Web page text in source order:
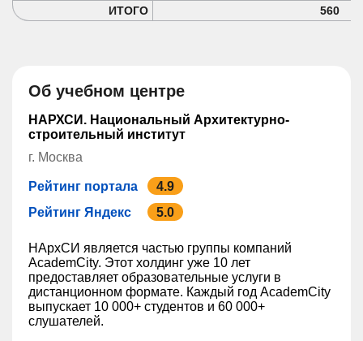
ИТОГО 560
Об учебном центре
НАРХСИ. Национальный Архитектурно-
строительный институт
г. Москва
Рейтинг портала
4.9
Рейтинг Яндекс
5.0
НАрхСИ является частью группы компаний
AcademCity. Этот холдинг уже 10 лет
предоставляет образовательные услуги в
дистанционном формате. Каждый год AcademCity
выпускает 10 000+ студентов и 60 000+
слушателей.